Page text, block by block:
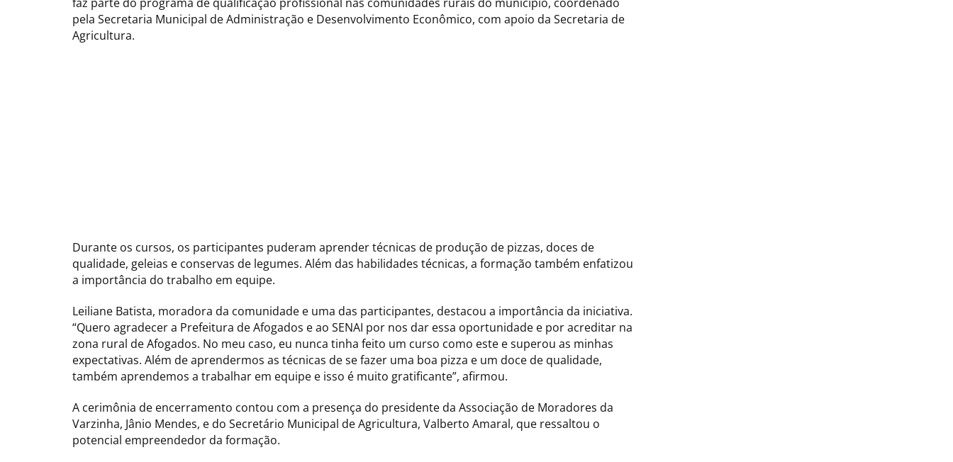
pela Secretaria Municipal de Administração e Desenvolvimento Econômico, com apoio da Secretaria de
Agricultura.
Durante os cursos, os participantes puderam aprender técnicas de produção de pizzas, doces de
qualidade, geleias e conservas de legumes. Além das habilidades técnicas, a formação também enfatizou
a importância do trabalho em equipe.
Leiliane Batista, moradora da comunidade e uma das participantes, destacou a importância da iniciativa.
“Quero agradecer a Prefeitura de Afogados e ao SENAI por nos dar essa oportunidade e por acreditar na
zona rural de Afogados. No meu caso, eu nunca tinha feito um curso como este e superou as minhas
expectativas. Além de aprendermos as técnicas de se fazer uma boa pizza e um doce de qualidade,
também aprendemos a trabalhar em equipe e isso é muito gratificante”, afirmou.
A cerimônia de encerramento contou com a presença do presidente da Associação de Moradores da
Varzinha, Jânio Mendes, e do Secretário Municipal de Agricultura, Valberto Amaral, que ressaltou o
potencial empreendedor da formação.